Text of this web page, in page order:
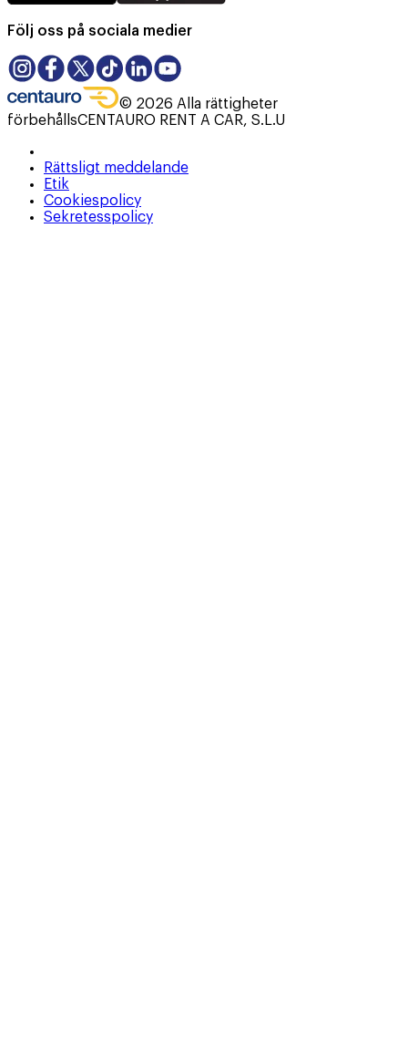
Följ oss på sociala medier
© 2026 Alla rättigheter
förbehållsCENTAURO RENT A CAR, S.L.U
Rättsligt meddelande
Etik
Cookiespolicy
Sekretesspolicy